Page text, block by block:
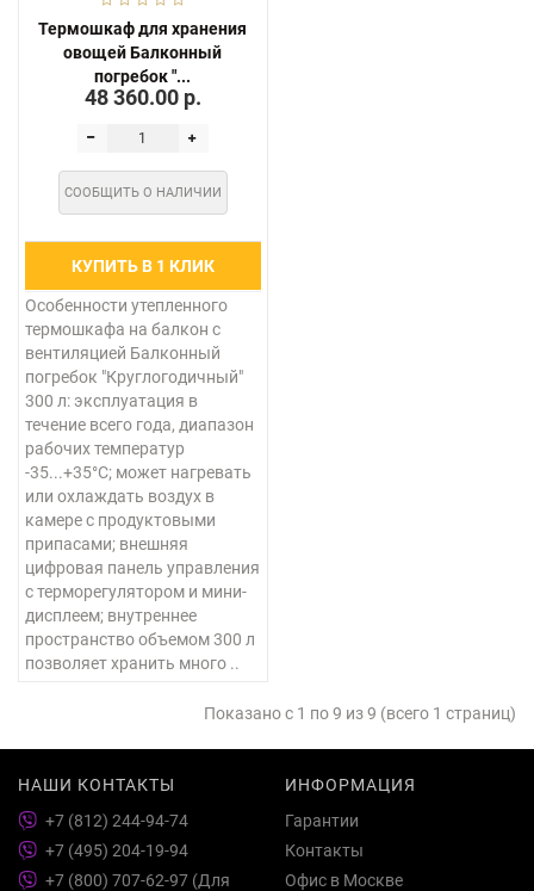
Термошкаф для хранения
овощей Балконный
погребок "...
48 360.00 р.
СООБЩИТЬ О НАЛИЧИИ
КУПИТЬ В 1 КЛИК
Особенности утепленного
термошкафа на балкон с
вентиляцией Балконный
погребок "Круглогодичный"
300 л: эксплуатация в
течение всего года, диапазон
рабочих температур
-35...+35°C; может нагревать
или охлаждать воздух в
камере с продуктовыми
припасами; внешняя
цифровая панель управления
с терморегулятором и мини-
дисплеем; внутреннее
пространство объемом 300 л
позволяет хранить много ..
Показано с 1 по 9 из 9 (всего 1 страниц)
НАШИ КОНТАКТЫ
+7 (812) 244-94-74
+7 (495) 204-19-94
+7 (800) 707-62-97 (Для
ИНФОРМАЦИЯ
Гарантии
Контакты
Офис в Москве